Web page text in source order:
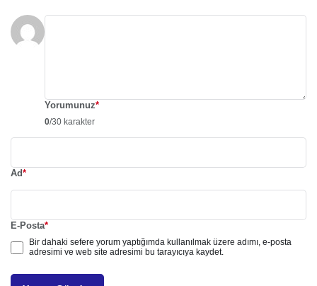
Yorumunuz*
0/30 karakter
Ad*
E-Posta*
Bir dahaki sefere yorum yaptığımda kullanılmak üzere adımı, e-posta
adresimi ve web site adresimi bu tarayıcıya kaydet.